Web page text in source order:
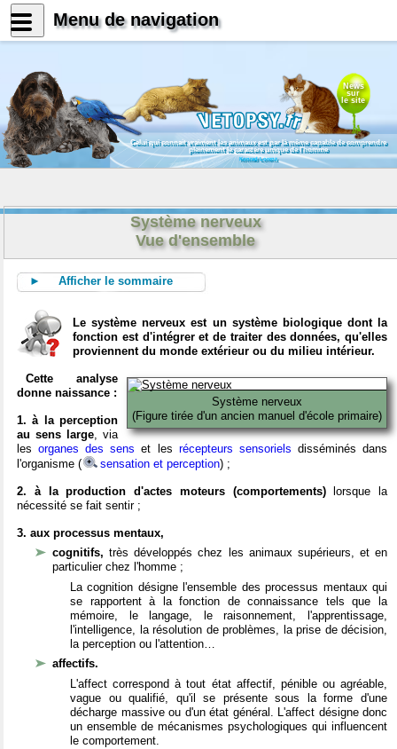
News
sur
le site
Celui qui connait vraiment les animaux est par là même capable de comprendre
pleinement le caractère unique de l'homme
Konrad Lorenz
Système nerveux
Vue d'ensemble
► Afficher le sommaire
Le système nerveux est un système biologique dont la
fonction est d'intégrer et de traiter des données, qu'elles
proviennent du monde extérieur ou du milieu intérieur.
Système nerveux
(Figure tirée d'un ancien manuel d'école primaire)
Cette analyse
donne naissance :
1. à la perception
au sens large, via
lesorganes des sens et les récepteurs sensoriels disséminés dans
l'organisme (
sensation et perception) ;
2. à la production d'actes moteurs (comportements)lorsque la
nécessité se fait sentir ;
3. aux processus mentaux,
cognitifs,très développés chez les animaux supérieurs, et en
particulier chez l'homme ;
La cognition désigne l'ensemble des processus mentaux qui
se rapportent à la fonction de connaissance tels que la
mémoire, le langage, le raisonnement, l'apprentissage,
l'intelligence, la résolution de problèmes, la prise de décision,
la perception ou l'attention…
affectifs.
L'affect correspond à tout état affectif, pénible ou agréable,
vague ou qualifié, qu'il se présente sous la forme d'une
décharge massive ou d'un état général. L'affect désigne donc
un ensemble de mécanismes psychologiques qui influencent
le comportement.
Menu de navigation